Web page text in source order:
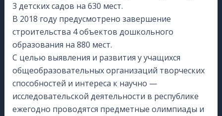
3 детских садов на 630 мест.
В 2018 году предусмотрено завершение
строительства 4 объектов дошкольного
образования на 880 мест.
С целью выявления и развития у учащихся
общеобразовательных организаций творческих
способностей и интереса к научно —
исследовательской деятельности в республике
ежегодно проводятся предметные олимпиады и